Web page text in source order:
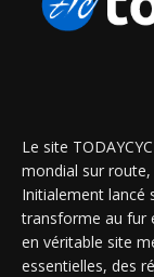
Le site
mondial sur route,
Initialement lancé
transforme au fur
en véritable site
essentielles, des